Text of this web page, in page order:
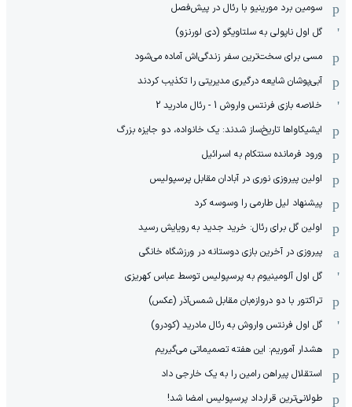
سومین برد مورینیو با رئال در پیش‌فصل
گل اول ناپولی به سلتاویگو (دی لورنزو)
مسی برای سخت‌ترین سفر زندگی‌اش آماده می‌شود
آبی‌پوشان شایعه درگیری مدیریتی را تکذیب کردند
خلاصه بازی فرنتس واروش 1 - رئال مادرید 2
ایشیکاوا‌ها تاریخ‌ساز شدند: یک خانواده، دو جایزه بزرگ
ورود فرمانده سنتکام به اسرائیل
اولین پیروزی نوری در آبادان مقابل پرسپولیس
پیشنهاد لیل طارمی را وسوسه کرد
اولین گل برای رئال: خرید جدید به رویایش رسید
پیروزی در آخرین بازی دوستانه در ورزشگاه خانگی
گل اول آلومینیوم به پرسپولیس توسط عباس کهریزی
تراکتور با دو دروازه‌بان مقابل شمس‌آذر (عکس)
گل اول فرنتس واروش به رئال مادرید (کودرو)
هشدار آموریم: این هفته تصمیماتی می‌گیریم
استقلال پیراهن رامین را به یک خارجی داد
طولانی‌ترین قرارداد پرسپولیس امضا شد!